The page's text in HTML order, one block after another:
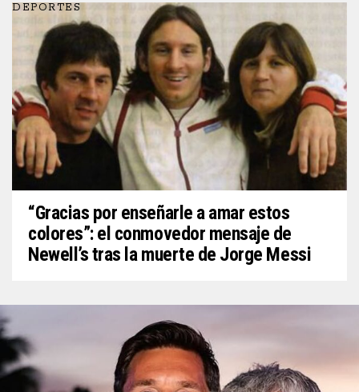
DEPORTES
“Gracias por enseñarle a amar estos
colores”: el conmovedor mensaje de
Newell’s tras la muerte de Jorge Messi